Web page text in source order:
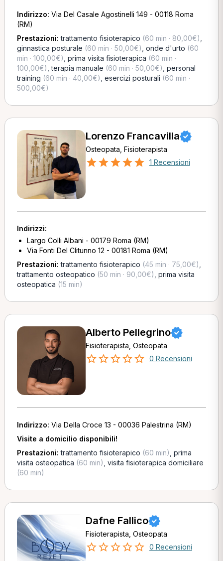
Indirizzo: Via Del Casale Agostinelli 149 - 00118 Roma
(RM)
Prestazioni:trattamento fisioterapico (60 min · 80,00€)
ginnastica posturale (60 min · 50,00€) onde d'urto (60
min · 100,00€) prima visita fisioterapica (60 min ·
100,00€) ,terapia manuale (60 min · 50,00€) personal
training (60 min · 40,00€) esercizi posturali (60 min ·
500,00€)
Lorenzo Francavilla
Osteopata, Fisioterapista
1 Recensioni
Indirizzi:
Largo Colli Albani - 00179 Roma (RM)
Via Fonti Del Clitunno 12 - 00181 Roma (RM)
Prestazioni:trattamento fisioterapico (45 min · 75,00€)
trattamento osteopatico (50 min · 90,00€) prima visita
osteopatica (15 min)
Alberto Pellegrino
Fisioterapista, Osteopata
0 Recensioni
Indirizzo: Via Della Croce 13 - 00036 Palestrina (RM)
Visite a domicilio disponibili!
Prestazioni:trattamento fisioterapico (60 min) prima
visita osteopatica (60 min) visita fisioterapica domiciliare
(60 min)
Dafne Fallico
Fisioterapista, Osteopata
0 Recensioni